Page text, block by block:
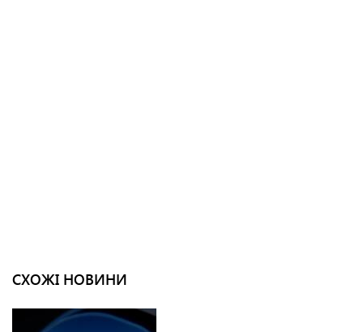
СХОЖІ НОВИНИ